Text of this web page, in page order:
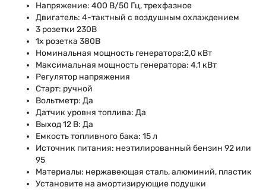
Напряжение: 400 В/50 Гц, трехфазное
Двигатель: 4-тактный с воздушным охлаждением
3 розетки 230В
1x розетка 380В
Номинальная мощность генератора:2,0 кВт
Максимальная мощность генератора: 4,1 кВт
Регулятор напряжения
Старт: ручной
Вольтметр: Да
Датчик уровня топлива: Да
Выход 12 В: Да
Емкость топливного бака: 15 л
Источник питания: неэтилированный бензин 92 или
95
Материалы: нержавеющая сталь, алюминий, пластик
Установите на амортизирующие подушки